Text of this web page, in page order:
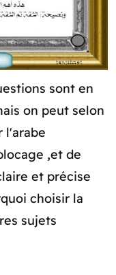
sont en
on peut selon
l'arabe
,et de
et précise
choisir la
sujets​